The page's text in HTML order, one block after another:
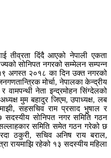
तीव्रता दिंदै आएको नेपाली एकता
सोनिपत नगरको सम्मेलन सम्पन्न
अगस्त २०१८ का दिन उक्त नगरको
मोर्चा, नेपालका केन्द्रीय
वामपन्थी नेता इन्द्रमोहन सिंग्देलको
मुम बहादुर जिएम, उपाध्यक्ष, लब
सहसचिव राम प्रसाद भुषाल र
सदस्यीय सोनिपत नगर समिति गठन
समिति समेत गठन गरेको छ
ठकुरी, सचिव अनिष राय बराल,
रायमाझि रहेको १३ सदस्यीय महिला